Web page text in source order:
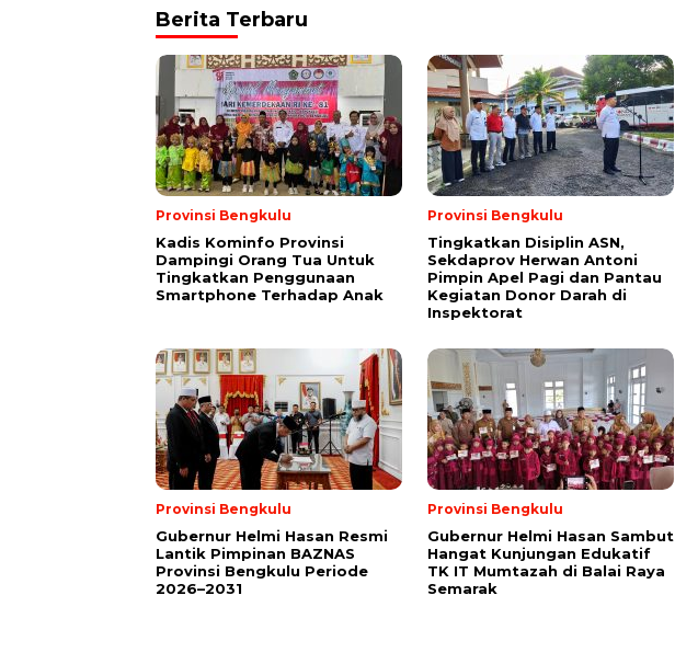
Berita Terbaru
Provinsi Bengkulu
Kadis Kominfo Provinsi
Dampingi Orang Tua Untuk
Tingkatkan Penggunaan
Smartphone Terhadap Anak
Provinsi Bengkulu
Tingkatkan Disiplin ASN,
Sekdaprov Herwan Antoni
Pimpin Apel Pagi dan Pantau
Kegiatan Donor Darah di
Inspektorat
Provinsi Bengkulu
Gubernur Helmi Hasan Resmi
Lantik Pimpinan BAZNAS
Provinsi Bengkulu Periode
2026–2031
Provinsi Bengkulu
Gubernur Helmi Hasan Sambut
Hangat Kunjungan Edukatif
TK IT Mumtazah di Balai Raya
Semarak